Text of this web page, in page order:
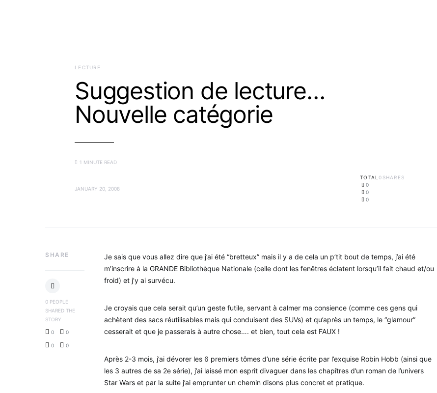
LECTURE
Suggestion de lecture…
Nouvelle catégorie
1 MINUTE READ
JANUARY 20, 2008
TOTAL0 SHARES
0
0
0
SHARE
0 PEOPLE
SHARED THE
STORY
0 0
0 0
Je sais que vous allez dire que j’ai été “bretteux” mais il y a de cela un p’tit bout de temps, j’ai été
m’inscrire à la GRANDE Bibliothèque Nationale (celle dont les fenêtres éclatent lorsqu’il fait chaud et/ou
froid) et j’y ai survécu.
Je croyais que cela serait qu’un geste futile, servant à calmer ma consience (comme ces gens qui
achètent des sacs réutilisables mais qui conduisent des SUVs) et qu’après un temps, le “glamour”
cesserait et que je passerais à autre chose…. et bien, tout cela est FAUX !
Après 2-3 mois, j’ai dévorer les 6 premiers tômes d’une série écrite par l’exquise Robin Hobb (ainsi que
les 3 autres de sa 2e série), j’ai laissé mon esprit divaguer dans les chapîtres d’un roman de l’univers
Star Wars et par la suite j’ai emprunter un chemin disons plus concret et pratique.